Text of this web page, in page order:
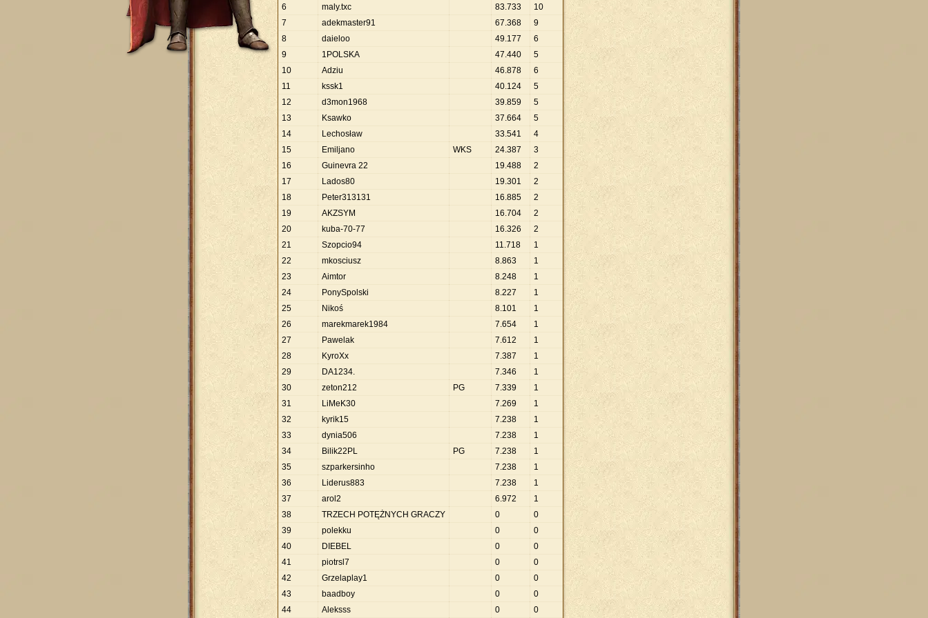
6 maly.txc 83.733
10
7
adekmaster91 67.368
9
8
daieloo 49.177
6
9
1POLSKA 47.440
5
10
Adziu 46.878
6
11
kssk1 40.124
5
12
d3mon1968 39.859
5
13
Ksawko 37.664
5
14
Lechosław 33.541
4
15
Emiljano WKS 24.387
3
16
Guinevra 22 19.488
2
17
Lados80 19.301
2
18
Peter313131 16.885
2
19
AKZSYM 16.704
2
20
kuba-70-77 16.326
2
21
Szopcio94 11.718
1
22
mkosciusz 8.863
1
23
Aimtor 8.248
1
24
PonySpolski 8.227
1
25
Nikoś 8.101
1
26
marekmarek1984 7.654
1
27
Pawelak 7.612
1
28
KyroXx 7.387
1
29
DA1234. 7.346
1
30
zeton212 PG 7.339
1
31
LiMeK30 7.269
1
32
kyrik15 7.238
1
33
dynia506 7.238
1
34
Bilik22PL PG 7.238
1
35
szparkersinho 7.238
1
36
Liderus883 7.238
1
37
arol2 6.972
1
38
TRZECH POTĘŻNYCH GRACZY 0
0
39
polekku 0
0
40
DIEBEL 0
0
41
piotrsl7 0
0
42
Grzelaplay1 0
0
43
baadboy 0
0
44
Aleksss 0 0